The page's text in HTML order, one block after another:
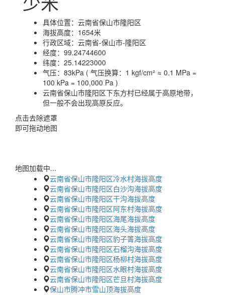
具体位置： 云南省保山市隆阳区
海拔高度： 1654米
行政区域： 云南省-保山市-隆阳区
经度： 99.24744600
纬度： 25.14223000
气压： 83kPa ( 气压换算：1 kgf/cm² ≈ 0.1 MPa =
100 kPa = 100,000 Pa )
云南省保山市隆阳区下东方村已经属于高原地带，
但一般不会出现高原反应。
点击去除遮罩
即可拖动地图
地图加载中...
云南省保山市隆阳区冷水村海拔高度
云南省保山市隆阳区白沙沟海拔高度
云南省保山市隆阳区干沟海拔高度
云南省保山市隆阳区阿东村海拔高度
云南省保山市隆阳区海尾海拔高度
云南省保山市隆阳区海头海拔高度
云南省保山市隆阳区豹子箐海拔高度
云南省保山市隆阳区石榴沟海拔高度
云南省保山市隆阳区杨柳村海拔高度
云南省保山市隆阳区水眼村海拔高度
云南省保山市隆阳区芒旦村海拔高度
保山市腾冲市雪山顶海拔高度